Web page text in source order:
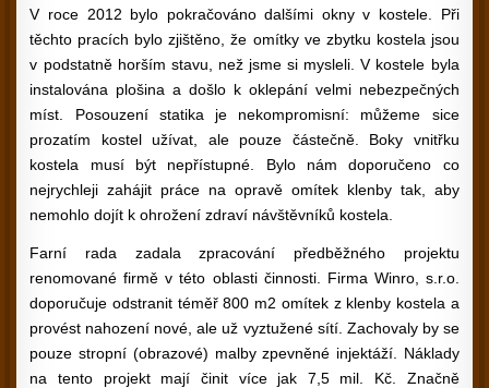
V roce 2012 bylo pokračováno dalšími okny v kostele. Při
těchto pracích bylo zjištěno, že omítky ve zbytku kostela jsou
v podstatně horším stavu, než jsme si mysleli. V kostele byla
instalována plošina a došlo k oklepání velmi nebezpečných
míst. Posouzení statika je nekompromisní: můžeme sice
prozatím kostel užívat, ale pouze částečně. Boky vnitřku
kostela musí být nepřístupné. Bylo nám doporučeno co
nejrychleji zahájit práce na opravě omítek klenby tak, aby
nemohlo dojít k ohrožení zdraví návštěvníků kostela.
Farní rada zadala zpracování předběžného projektu
renomované firmě v této oblasti činnosti. Firma Winro, s.r.o.
doporučuje odstranit téměř 800 m2 omítek z klenby kostela a
provést nahození nové, ale už vyztužené sítí. Zachovaly by se
pouze stropní (obrazové) malby zpevněné injektáží. Náklady
na tento projekt mají činit více jak 7,5 mil. Kč. Značně